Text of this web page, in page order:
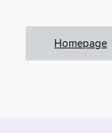
Homepage